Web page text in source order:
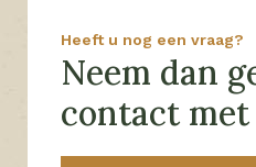
Heeft u nog een vraag?
Neem dan
contact met